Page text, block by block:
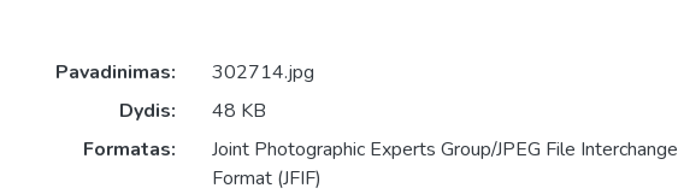
Pavadinimas:
302714.jpg
Dydis:
48 KB
Formatas:
Joint Photographic Experts Group/JPEG File Interchange
Format (JFIF)